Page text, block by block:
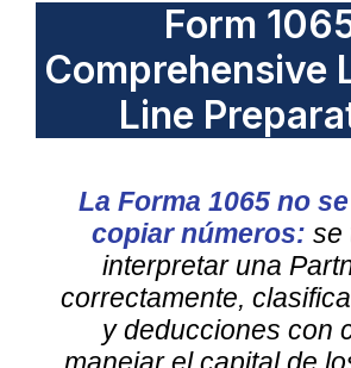
Form
Comprehensive
Line
La Forma 1065 no
copiar números: se
interpretar una
correctamente,
y deducciones con